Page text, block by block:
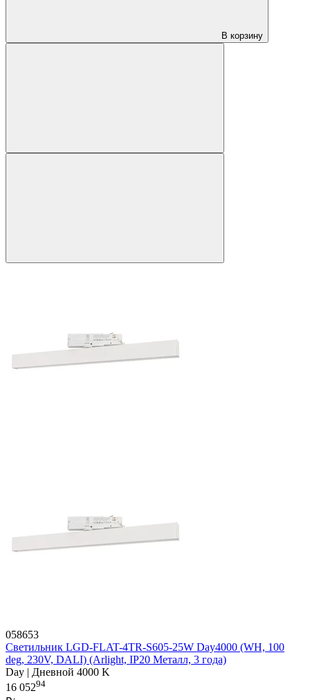
В корзину
058653
Светильник LGD-FLAT-4TR-S605-25W Day4000 (WH, 100
deg, 230V, DALI) (Arlight, IP20 Металл, 3 года)
Day | Дневной 4000 K
16 05294